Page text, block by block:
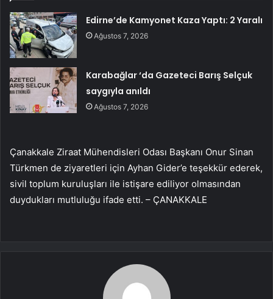
Edirne’de Kamyonet Kaza Yaptı: 2 Yaralı
Ağustos 7, 2026
Karabağlar ‘da Gazeteci Barış Selçuk
saygıyla anıldı
Ağustos 7, 2026
Çanakkale Ziraat Mühendisleri Odası Başkanı Onur Sinan
Türkmen de ziyaretleri için Ayhan Gider’e teşekkür ederek,
sivil toplum kuruluşları ile istişare ediliyor olmasından
duydukları mutluluğu ifade etti. – ÇANAKKALE